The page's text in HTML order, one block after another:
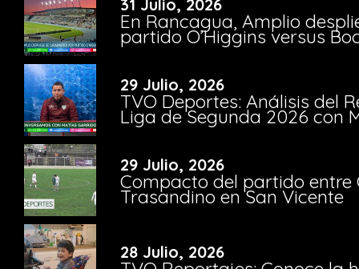
31 Julio, 2026
En Rancagua, Amplio
partido O’Higgins versus
29 Julio, 2026
TVO Deportes: Análisis del
Liga de Segunda 2026 con
29 Julio, 2026
Compacto del partido entre
Trasandino en San Vicente
28 Julio, 2026